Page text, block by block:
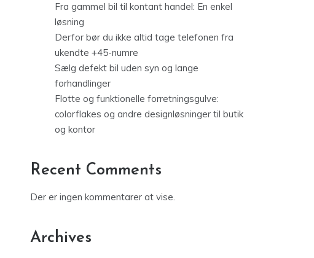
Fra gammel bil til kontant handel: En enkel
løsning
Derfor bør du ikke altid tage telefonen fra
ukendte +45-numre
Sælg defekt bil uden syn og lange
forhandlinger
Flotte og funktionelle forretningsgulve:
colorflakes og andre designløsninger til butik
og kontor
Recent Comments
Der er ingen kommentarer at vise.
Archives